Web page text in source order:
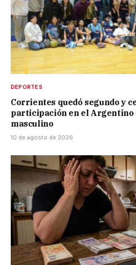
DEPORTES
Corrientes quedó segundo y
participación en el Argentino
masculino
10 de agosto de 2026